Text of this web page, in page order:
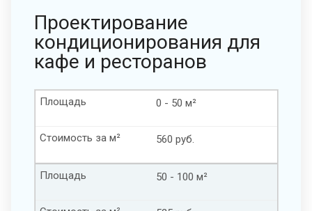
Проектирование
кондиционирования для
кафе и ресторанов
0 - 50 м²
Площадь
560 руб.
Стоимость за м²
50 - 100 м²
Площадь